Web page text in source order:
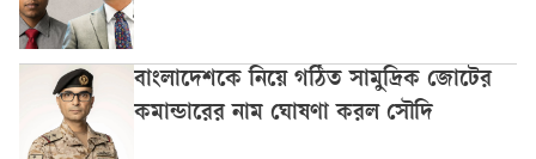
বাংলাদেশকে নিয়ে গঠিত সামুদ্রিক জোটের
কমান্ডারের নাম ঘোষণা করল সৌদি